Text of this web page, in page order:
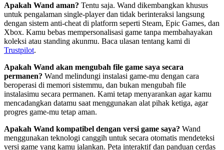
Apakah Wand aman? Tentu saja. Wand dikembangkan khusus
untuk pengalaman single-player dan tidak berinteraksi langsung
dengan sistem anti-cheat di platform seperti Steam, Epic Games, dan
Xbox. Kamu bebas mempersonalisasi game tanpa membahayakan
koleksi atau standing akunmu. Baca ulasan tentang kami di
Trustpilot.
Apakah Wand akan mengubah file game saya secara
permanen? Wand melindungi instalasi game-mu dengan cara
beroperasi di memori sistemmu, dan bukan mengubah file
instalasimu secara permanen. Kami tetap menyarankan agar kamu
mencadangkan datamu saat menggunakan alat pihak ketiga, agar
progres game-mu tetap aman.
Apakah Wand kompatibel dengan versi game saya? Wand
menggunakan teknologi canggih untuk secara otomatis mendeteksi
versi game yang kamu jalankan. Peta interaktif dan panduan cerdas